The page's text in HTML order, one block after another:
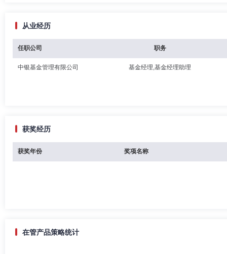
从业经历
任职公司 职务
中银基金管理有限公司 基金经理,基金经理助理
获奖经历
获奖年份 奖项名称
在管产品策略统计